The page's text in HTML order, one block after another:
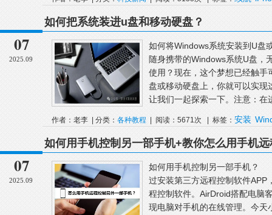
07
2025.09
如何把系统装进u盘和移动硬盘？
如何将Windows系统安装到U盘
随身携带的Windows系统U盘，
使用？现在，这个梦想已经触
盘或移动硬盘上，你就可以实
让我们一起探索一下。注意：在
作者：老李 | 分类： 各种教程 | 阅读：5671次 | 标签： 安装
07
2025.09
如何用手机控制另一部手机+教你怎么用手机
如何用手机控制另一部手机？
过安装第三方远程控制软件APP
程控制软件。AirDroid搭配电脑
现电脑对手机的在线管理。今